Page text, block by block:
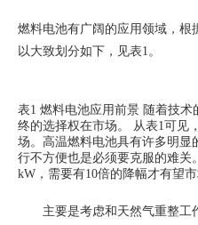
燃料电池有广阔的应用领域，根
以大致划分如下，见表1。
表1 燃料电池应用前景 随着技术
终的选择权在市场。
从表1可见
场。高温燃料电池具有许多明显
行不方便也是必须要克服的难关
kW，需要有10倍的降幅才有望市
主要是考虑和天然气重整工